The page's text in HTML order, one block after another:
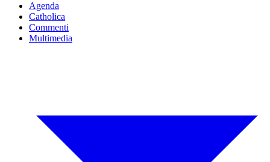
Agenda
Catholica
Commenti
Multimedia